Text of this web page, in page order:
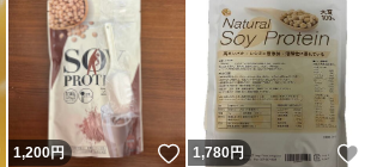
いいね！
1,200円 いいね！
1,780円